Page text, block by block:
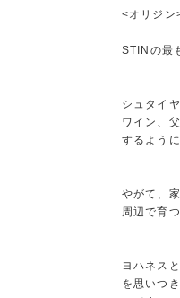
<オリジン
STINの最
シュタイ
ワイン、
するよう
やがて、
周辺で育
ヨハネス
を思いつ